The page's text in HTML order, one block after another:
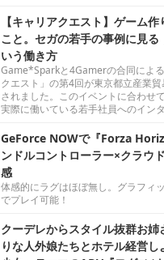
【キャリアクエスト】ゲーム
こと。セガの若手の事例に見る
いう働き方
Game*Sparkと4Gamerの合同によ
クエスト」の第4回が東京都立産業
されました。このイベントに合わせ
実際に働いている若手社員へのイン
GeForce NOWで『Forza
ンドルコントローラー×クラウ
感
体感的にラグはほぼ無し。グラフィ
でプレイ可能！
クーデレからスタイル抜群お
りな人外娘たちとホテル経営